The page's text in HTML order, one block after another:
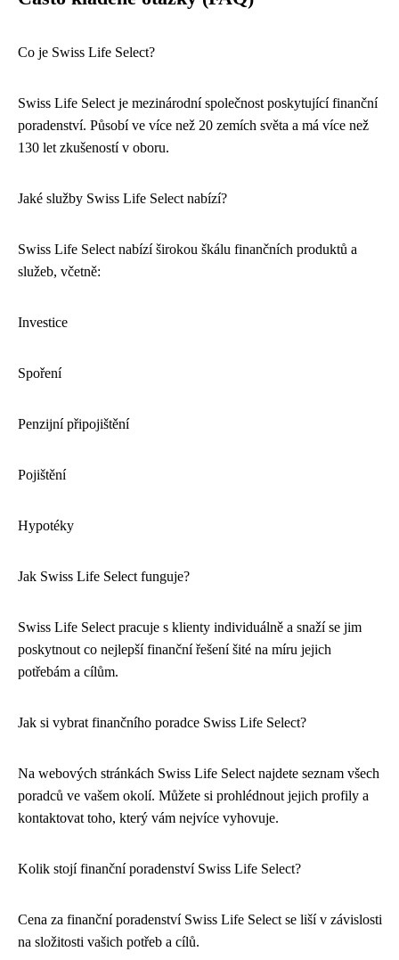
Co je Swiss Life Select?
Swiss Life Select je mezinárodní společnost poskytující finanční
poradenství. Působí ve více než 20 zemích světa a má více než
130 let zkušeností v oboru.
Jaké služby Swiss Life Select nabízí?
Swiss Life Select nabízí širokou škálu finančních produktů a
služeb, včetně:
Investice
Spoření
Penzijní připojištění
Pojištění
Hypotéky
Jak Swiss Life Select funguje?
Swiss Life Select pracuje s klienty individuálně a snaží se jim
poskytnout co nejlepší finanční řešení šité na míru jejich
potřebám a cílům.
Jak si vybrat finančního poradce Swiss Life Select?
Na webových stránkách Swiss Life Select najdete seznam všech
poradců ve vašem okolí. Můžete si prohlédnout jejich profily a
kontaktovat toho, který vám nejvíce vyhovuje.
Kolik stojí finanční poradenství Swiss Life Select?
Cena za finanční poradenství Swiss Life Select se liší v závislosti
na složitosti vašich potřeb a cílů.